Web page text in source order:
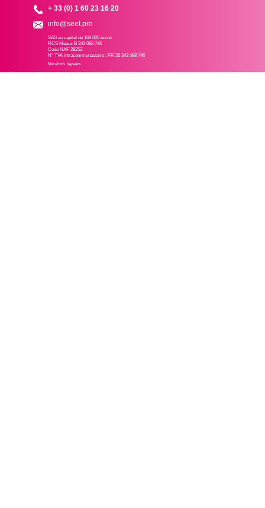
+ 33 (0) 1 60 23 16 20
info@seet.pro
SAS au capital de 168 000 euros
RCS Meaux B 343 088 746
Code NAF 2825Z
N° TVA intracommunautaire : FR 26 343 088 746
Mentions légales